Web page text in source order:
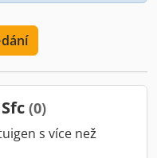
(0)
s více než